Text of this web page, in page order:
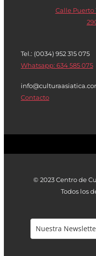
Calle Puerto
Tel.: (0034) 952 315 075
Whatsapp: 634 585 075
Contacto
© 2023 Centro de
Todos los